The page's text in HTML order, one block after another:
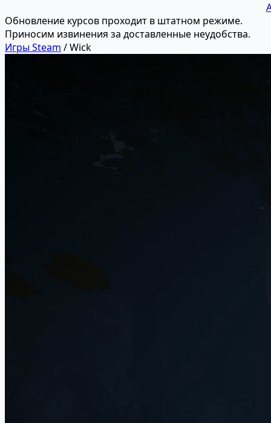
Обновление курсов проходит в штатном режиме.
Приносим извинения за доставленные неудобства.
Игры Steam /Wick